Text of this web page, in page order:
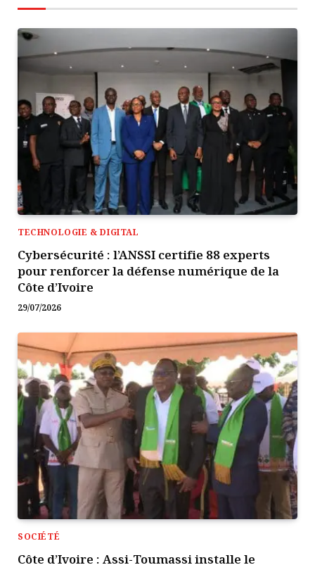
TECHNOLOGIE & DIGITAL
Cybersécurité : l’ANSSI certifie 88 experts
pour renforcer la défense numérique de la
Côte d’Ivoire
29/07/2026
SOCIÉTÉ
Côte d’Ivoire : Assi-Toumassi installe le